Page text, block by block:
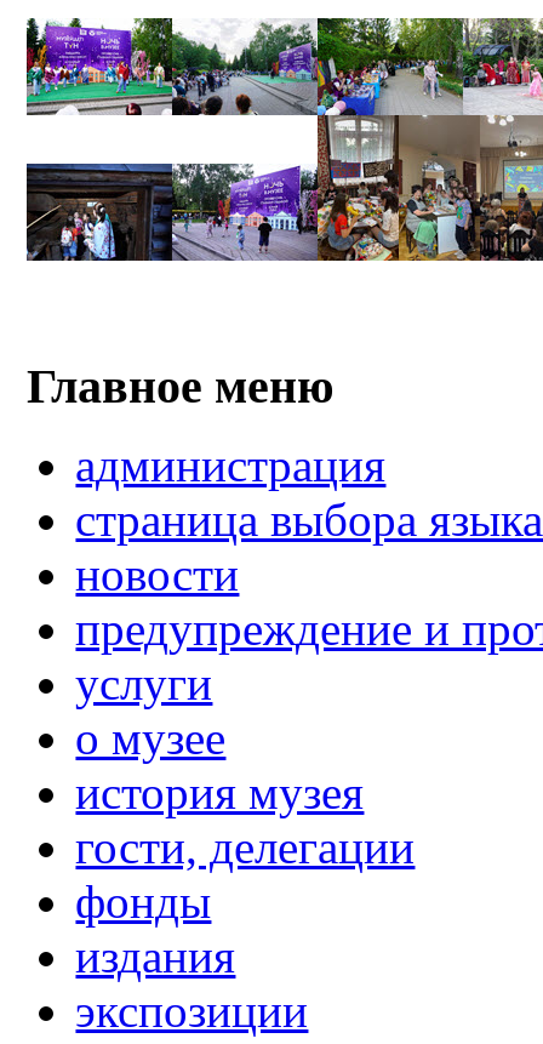
Главное меню
администрация
страница выбора языка
новости
предупреждение и
услуги
о музее
история музея
гости, делегации
фонды
издания
экспозиции